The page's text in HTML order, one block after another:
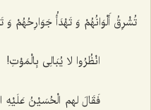
تُشْرِقُ أَلْوَانُهُمْ وَ تَهْدَأُ
انْظُرُوا لا یُبَالِی بِالْمَوْتِ!
فَقَالَ لهم الْحُسَیْنُ عَلَیْهِ